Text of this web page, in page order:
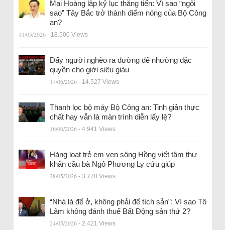
Mai Hoàng lập kỷ lục thăng tiến: Vì sao “ngôi
sao” Tây Bắc trở thành điểm nóng của Bộ Công
an?
11/05/2026 - 18.500 Views
Đẩy người nghèo ra đường để nhường đặc
quyền cho giới siêu giàu
17/06/2026 - 14.527 Views
Thanh lọc bộ máy Bộ Công an: Tinh giản thực
chất hay vẫn là màn trình diễn lấy lệ?
16/06/2026 - 4.941 Views
Hàng loạt trẻ em ven sông Hồng viết tâm thư
khẩn cầu bà Ngô Phương Ly cứu giúp
28/05/2026 - 3.770 Views
“Nhà là để ở, không phải để tích sản”: Vì sao Tô
Lâm không đánh thuế Bất Động sản thứ 2?
24/05/2026 - 2.421 Views